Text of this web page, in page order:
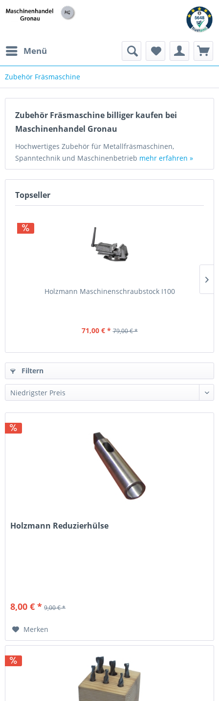
Menü
Zubehör Fräsmaschine
Zubehör Fräsmaschine billiger kaufen bei
Maschinenhandel Gronau
Hochwertiges Zubehör für Metallfräsmaschinen,
Spanntechnik und Maschinenbetrieb mehr erfahren »
Topseller
Holzmann Maschinenschraubstock I100
71,00 € * 79,00 € *
Filtern
Holzmann Reduzierhülse
8,00 € * 9,00 € *
Merken